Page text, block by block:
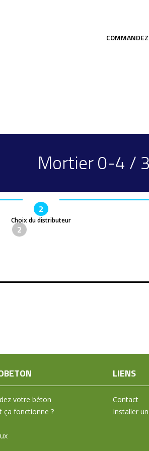
Mortier 0-4 /
2
Choix du distributeur
2
votre béton
ça fonctionne ?
LIENS
Contact
Installer un